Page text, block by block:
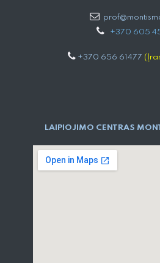
+370 605
+370 656 61477
LAIPIOJIMO CENTRAS